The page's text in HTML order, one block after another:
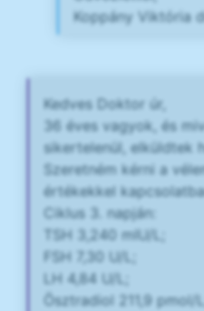
Koppány Viktória
Kedves Doktor úr,
36 éves vagyok, és
sikertelenül, elküldtek
Szeretném kérni a
értékekkel
Ciklus 3. napján:
TSH 3,240 mIU/L;
FSH 7,30 U/L;
LH 4,84 U/L;
Ösztradiol 211,9 pmol/L;